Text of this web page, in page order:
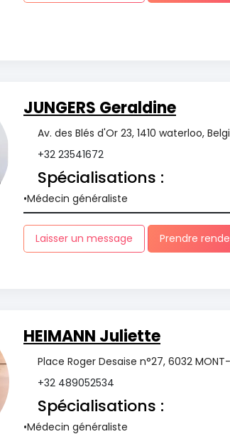
JUNGERS Geraldine
Av. des Blés d'Or 23, 1410 waterloo,
+32 23541672
Spécialisations :
Médecin généraliste
Laisser un message Prendre
HEIMANN Juliette
Place Roger Desaise n°27, 6032 MONT-
+32 489052534
Spécialisations :
Médecin généraliste